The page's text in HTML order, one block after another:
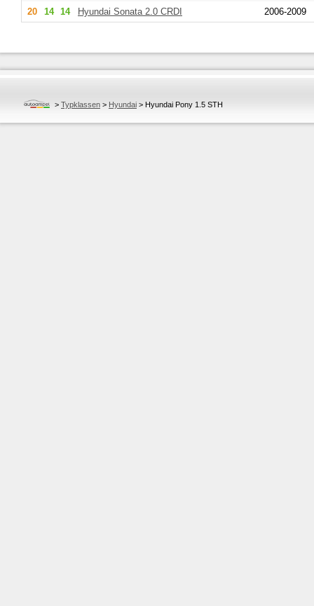
20 14 14 Hyundai Sonata 2.0 CRDI 2006-2009
> Typklassen > Hyundai > Hyundai Pony 1.5 STH